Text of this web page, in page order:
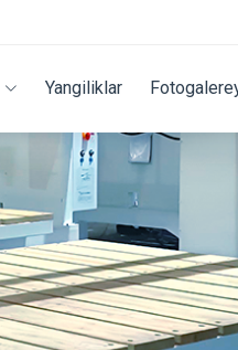
Yangiliklar